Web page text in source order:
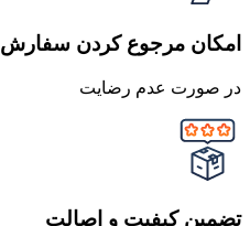
امکان مرجوع کردن سفارش
در صورت عدم رضایت
تضمین کیفیت و اصالت